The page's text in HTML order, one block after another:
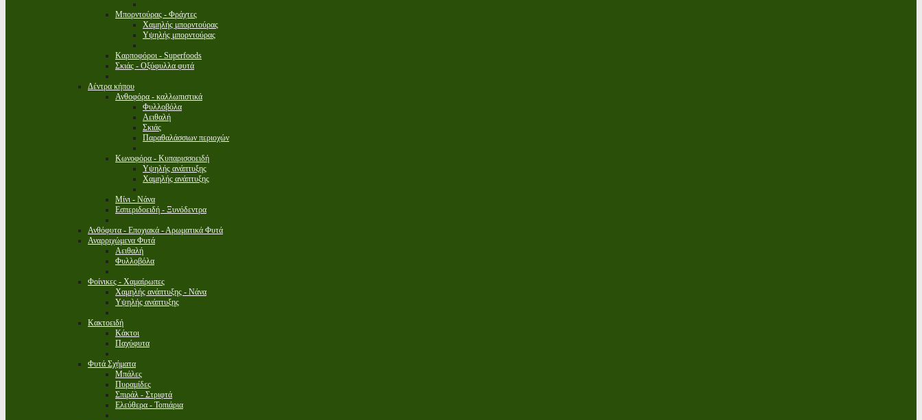
Μπορντούρας - Φράχτες
Χαμηλής μπορντούρας
Υψηλής μπορντούρας
Καρποφόροι - Superfoods
Σκιάς - Οξύφυλλα φυτά
Δέντρα κήπου
Ανθοφόρα - καλλωπιστικά
Φυλλοβόλα
Αειθαλή
Σκιάς
Παραθαλάσσιων περιοχών
Κωνοφόρα - Κυπαρισσοειδή
Υψηλής ανάπτυξης
Χαμηλής ανάπτυξης
Μίνι - Νάνα
Εσπεριδοειδή - Ξυνόδεντρα
Ανθόφυτα - Εποχιακά - Αρωματικά Φυτά
Αναρριχώμενα Φυτά
Αειθαλή
Φυλλοβόλα
Φοίνικες - Χαμαίρωπες
Χαμηλής ανάπτυξης - Νάνα
Υψηλής ανάπτυξης
Κακτοειδή
Κάκτοι
Παχύφυτα
Φυτά Σχήματα
Μπάλες
Πυραμίδες
Σπιράλ - Στριφτά
Ελεύθερα - Τοπιάρια